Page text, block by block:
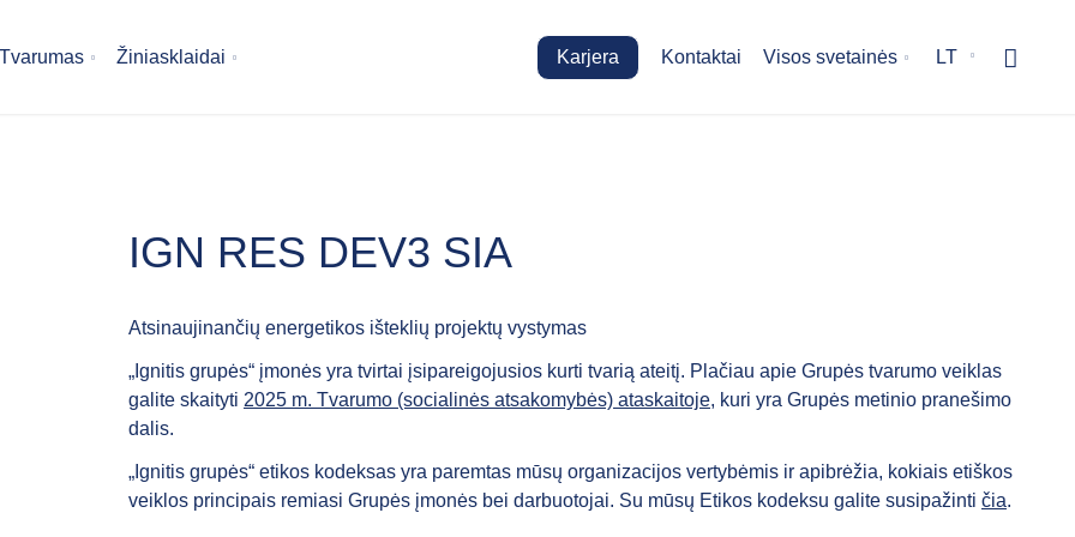
Tvarumas Žiniasklaidai Karjera Kontaktai Visos svetainės LT
IGN RES DEV3 SIA
Atsinaujinančių energetikos išteklių projektų vystymas
„Ignitis grupės“ įmonės yra tvirtai įsipareigojusios kurti tvarią ateitį. Plačiau apie Grupės tvarumo veiklas
galite skaityti 2025 m. Tvarumo (socialinės atsakomybės) ataskaitoje, kuri yra Grupės metinio pranešimo
dalis.
„Ignitis grupės“ etikos kodeksas yra paremtas mūsų organizacijos vertybėmis ir apibrėžia, kokiais etiškos
veiklos principais remiasi Grupės įmonės bei darbuotojai. Su mūsų Etikos kodeksu galite susipažinti čia.